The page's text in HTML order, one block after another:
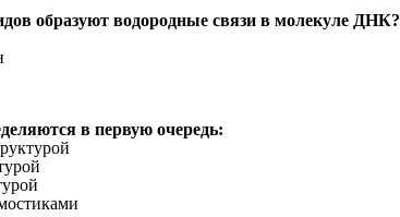
образуют водородные связи в молекуле ДНК?
в первую очередь: